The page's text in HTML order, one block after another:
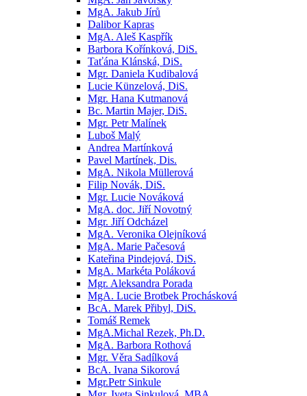
MgA. Jakub Jírů
Dalibor Kapras
MgA. Aleš Kaspřík
Barbora Kořínková, DiS.
Taťána Klánská, DiS.
Mgr. Daniela Kudibalová
Lucie Künzelová, DiS.
Mgr. Hana Kutmanová
Bc. Martin Majer, DiS.
Mgr. Petr Malínek
Luboš Malý
Andrea Martínková
Pavel Martínek, Dis.
MgA. Nikola Müllerová
Filip Novák, DiS.
Mgr. Lucie Nováková
MgA. doc. Jiří Novotný
Mgr. Jiří Odcházel
MgA. Veronika Olejníková
MgA. Marie Pačesová
Kateřina Pindejová, DiS.
MgA. Markéta Poláková
Mgr. Aleksandra Porada
MgA. Lucie Brotbek Prochásková
BcA. Marek Přibyl, DiS.
Tomáš Remek
MgA.Michal Rezek, Ph.D.
MgA. Barbora Rothová
Mgr. Věra Sadílková
BcA. Ivana Sikorová
Mgr.Petr Sinkule